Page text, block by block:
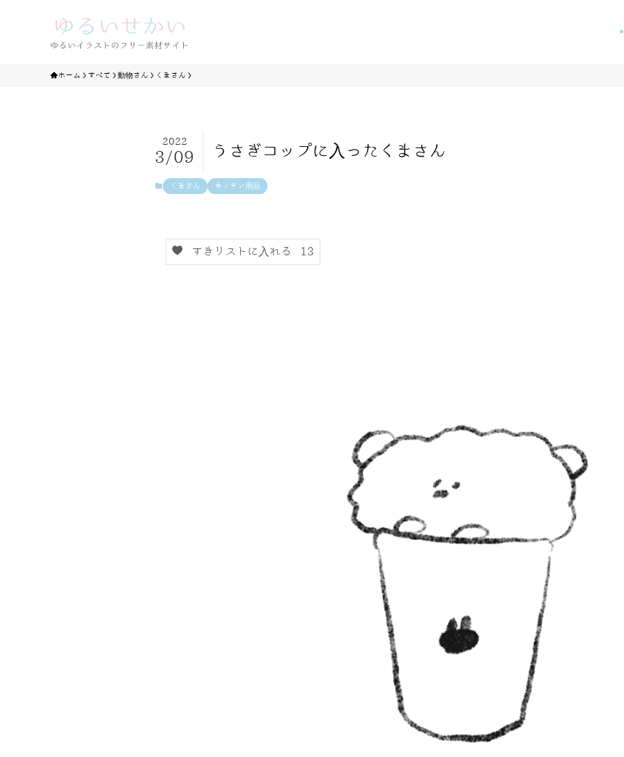
ホーム すべて 動物さん くまさん
うさぎコップに入ったくまさん
2022
3/09
くまさん キッチン用品
すきリストに入れる 13